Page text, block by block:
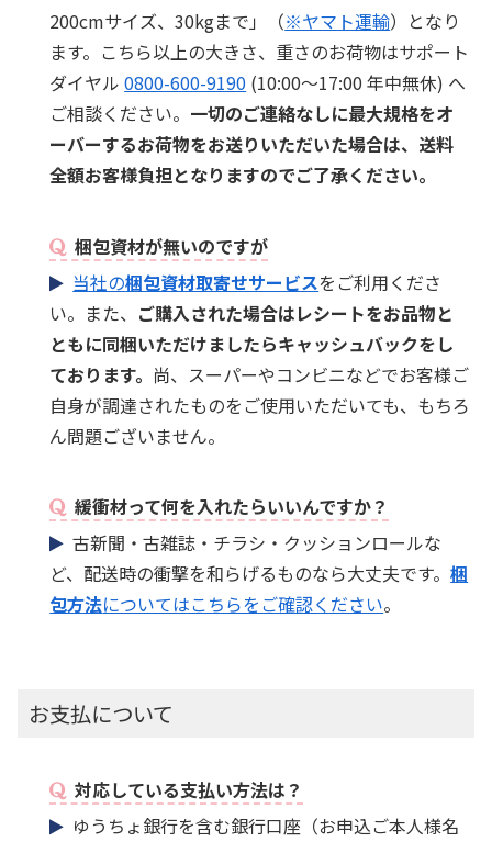
200cmサイズ、30kgまで」（※ヤマト運輸）となり
ます。こちら以上の大きさ、重さのお荷物はサポート
ダイヤル0800-600-9190 (10:00～17:00 年中無休) へ
ご相談ください。 一切のご連絡なしに最大規格をオ
ーバーするお荷物をお送りいただいた場合は、送料
全額お客様負担となりますのでご了承ください。
梱包資材が無いのですが
当社の梱包資材取寄せサービスをご利用くださ
い。また、 ご購入された場合はレシートをお品物と
ともに同梱いただけましたらキャッシュバックをし
ております。 尚、スーパーやコンビニなどでお客様ご
自身が調達されたものをご使用いただいても、もちろ
ん問題ございません。
緩衝材って何を入れたらいいんですか？
古新聞・古雑誌・チラシ・クッションロールな
ど、配送時の衝撃を和らげるものなら大丈夫です。梱
包方法についてはこちらをご確認ください。
お支払について
対応している支払い方法は？
ゆうちょ銀行を含む銀行口座（お申込ご本人様名